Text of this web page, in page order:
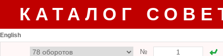
КАТАЛОГ
English
№